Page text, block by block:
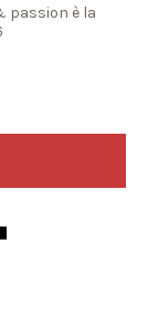
passion è la